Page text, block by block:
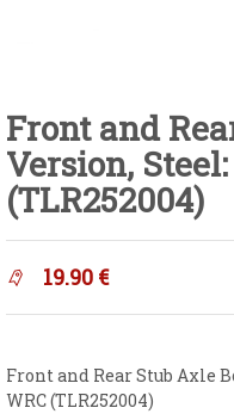
Front and
Version,
(TLR252004)
19.90 €
Front and Rear Stub Axle
WRC (TLR252004)